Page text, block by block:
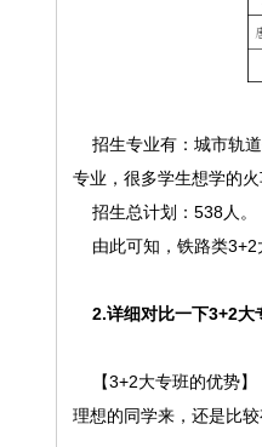
招生专业有：城市轨道
专业，很多学生想学的
招生总计划：538人。
由此可知，铁路类3+2
2.详细对比一下3+2大
【3+2大专班的优势】
理想的同学来，还是比较